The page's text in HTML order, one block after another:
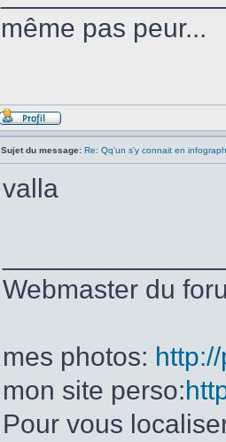
même pas peur...
Sujet du message: Re: Qq'un s'y connait en
valla
Webmaster du
mes photos:
mon site perso:
Pour vous